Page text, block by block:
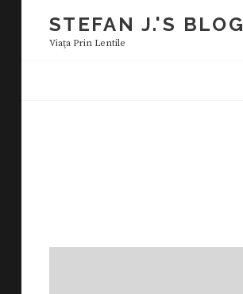
content
STEFAN J.'S BLOG
Viaţa Prin Lentile